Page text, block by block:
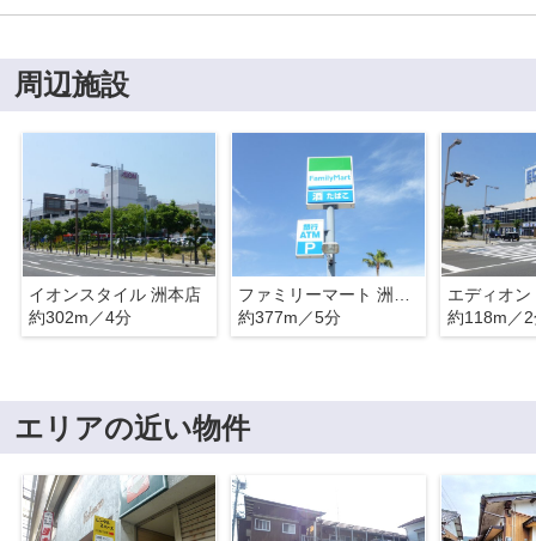
周辺施設
イオンスタイル 洲本店
約302m／4分
ファミリーマート 洲本海岸通店
約377m／5分
エディオン
約118m／
エリアの近い物件